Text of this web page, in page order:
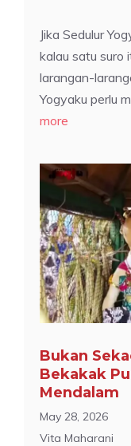
Jika Sedulur
kalau satu suro
larangan-
Yogyaku perlu
more
Bukan
Bekakak
Mendalam
May 28, 2026
Vita Maharani